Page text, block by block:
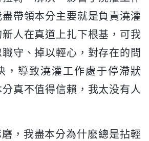
帶領本分主要就是負責澆灌
人在真道上扎下根基，可我
守、掉以輕心，對存在的問
，導致澆灌工作處于停滯狀
真不值得信賴，我太没有人
，我盡本分為什麽總是拈輕